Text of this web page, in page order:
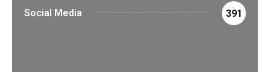
Social Media 391